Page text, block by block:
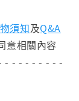
須知及Q&A
意相關內容
- - - - - - - - -